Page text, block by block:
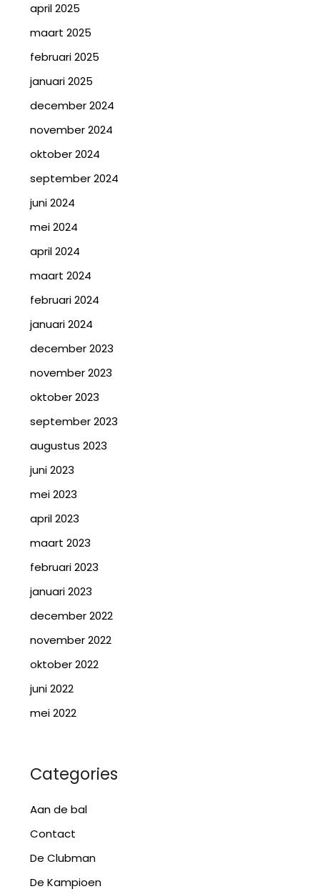
april 2025
maart 2025
februari 2025
januari 2025
december 2024
november 2024
oktober 2024
september 2024
juni 2024
mei 2024
april 2024
maart 2024
februari 2024
januari 2024
december 2023
november 2023
oktober 2023
september 2023
augustus 2023
juni 2023
mei 2023
april 2023
maart 2023
februari 2023
januari 2023
december 2022
november 2022
oktober 2022
juni 2022
mei 2022
Categories
Aan de bal
Contact
De Clubman
De Kampioen